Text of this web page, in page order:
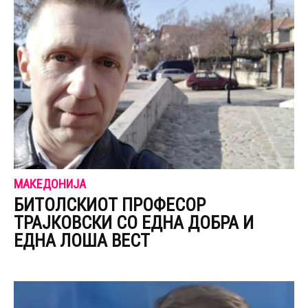
МАКЕДОНИЈА
БИТОЛСКИОТ ПРОФЕСОР
ТРАЈКОВСКИ СО ЕДНА ДОБРА И
ЕДНА ЛОША ВЕСТ